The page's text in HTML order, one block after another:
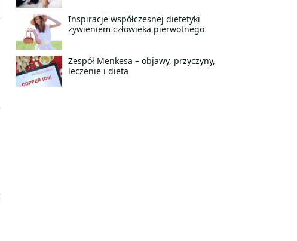
Inspiracje współczesnej dietetyki
żywieniem człowieka pierwotnego
Zespół Menkesa – objawy, przyczyny,
leczenie i dieta